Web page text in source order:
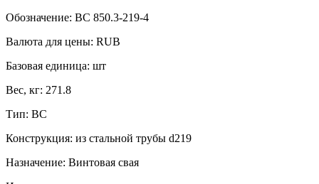
Обозначение: ВС 850.3-219-4
Валюта для цены: RUB
Базовая единица: шт
Вес, кг: 271.8
Тип: ВС
Конструкция: из стальной трубы d219
Назначение: Винтовая свая